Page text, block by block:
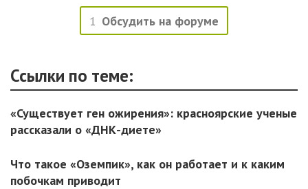
1 Обсудить на форуме
Ссылки по теме:
«Существует ген ожирения»: красноярские ученые
рассказали о «ДНК-диете»
Что такое «Оземпик», как он работает и к каким
побочкам приводит